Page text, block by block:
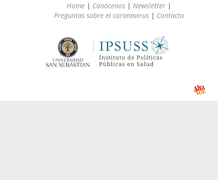
Home | Conócenos | Newsletter |
Preguntas sobre el coronavirus | Contacto